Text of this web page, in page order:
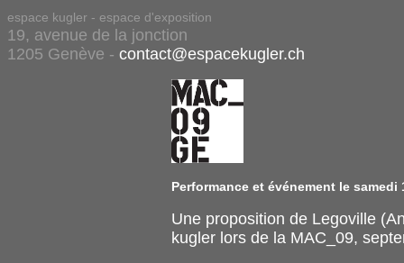
espace kugler - espace d'exposition
19, avenue de la jonction
1205 Genève - contact@espacekugler.ch
Performance et événement le samedi
Une proposition de Legoville
kugler lors de la MAC_09,